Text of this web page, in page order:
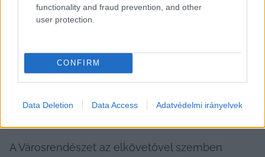
functionality and fraud prevention, and other
user protection.
CONFIRM
Data Deletion Data Access Adatvédelmi irányelvek
A Városrendészet az elkövetővel szemben